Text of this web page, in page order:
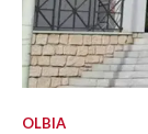
OLBIA